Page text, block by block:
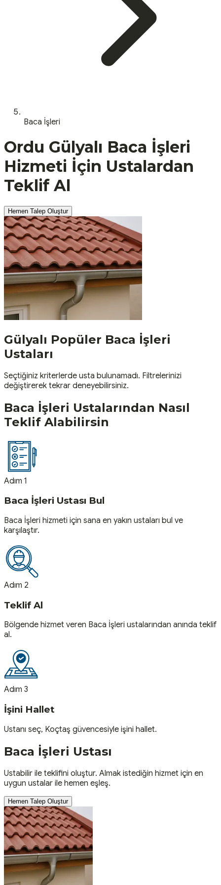
Baca İşleri
Ordu Gülyalı Baca İşleri
Hizmeti İçin Ustalardan
Teklif Al
Hemen Talep Oluştur
Gülyalı Popüler Baca İşleri
Ustaları
Seçtiğiniz kriterlerde usta bulunamadı. Filtrelerinizi
değiştirerek tekrar deneyebilirsiniz.
Baca İşleri Ustalarından Nasıl
Teklif Alabilirsin
Adım 1
Baca İşleri Ustası Bul
Baca İşleri hizmeti için sana en yakın ustaları bul ve
karşılaştır.
Adım 2
Teklif Al
Bölgende hizmet veren Baca İşleri ustalarından anında teklif
al.
Adım 3
İşini Hallet
Ustanı seç, Koçtaş güvencesiyle işini hallet.
Baca İşleri Ustası
Ustabilir ile teklifini oluştur. Almak istediğin hizmet için en
uygun ustalar ile hemen eşleş.
Hemen Talep Oluştur